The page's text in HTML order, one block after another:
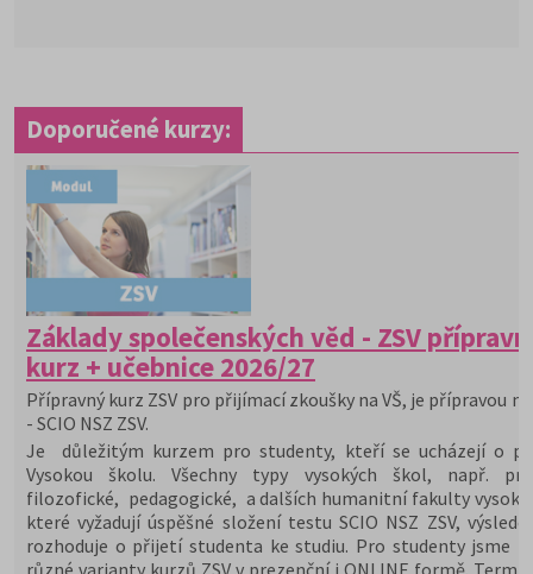
Doporučené kurzy:
Základy společenských věd - ZSV
kurz + učebnice 2026/27
Přípravný kurz ZSV pro přijímací zkoušky na VŠ, je přípravou
- SCIO NSZ ZSV.
Je důležitým kurzem pro studenty, kteří se ucházejí o
Vysokou školu. Všechny typy vysokých škol, např.
filozofické, pedagogické, a dalších humanitní fakulty
které vyžadují úspěšné složení testu SCIO NSZ ZSV,
rozhoduje o přijetí studenta ke studiu. Pro studenty jsme
různé varianty kurzů ZSV v prezenční i ONLINE formě.